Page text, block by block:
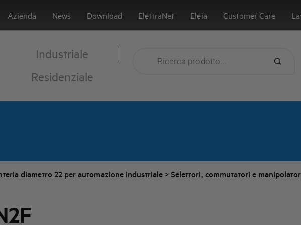
Azienda News Download ElettraNet Eleia Customer Care
Industriale
Residenziale
diametro 22 per automazione industriale > Selettori, commutatori e